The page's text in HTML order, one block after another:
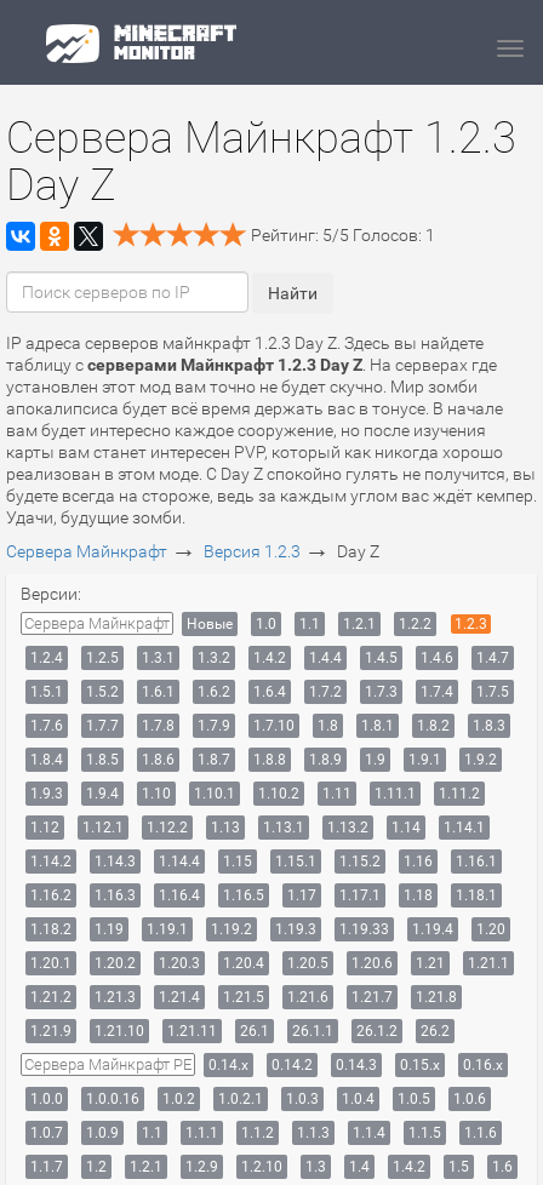
Сервера Майнкрафт 1.2.3
Day Z
Рейтинг: 5/5 Голосов: 1
IP адреса серверов майнкрафт 1.2.3 Day Z. Здесь вы найдете
таблицу ссерверами Майнкрафт 1.2.3 Day Z . На серверах где
установлен этот мод вам точно не будет скучно. Мир зомби
апокалипсиса будет всё время держать вас в тонусе. В начале
вам будет интересно каждое сооружение, но после изучения
карты вам станет интересен PVP, который как никогда хорошо
реализован в этом моде. С Day Z спокойно гулять не получится, вы
будете всегда на стороже, ведь за каждым углом вас ждёт кемпер.
Удачи, будущие зомби.
Сервера Майнкрафт → Версия 1.2.3 → Day Z
Версии:
Сервера Майнкрафт Новые 1.0 1.1 1.2.1 1.2.2
1.2.3
1.2.4
1.2.5 1.3.1 1.3.2 1.4.2 1.4.4 1.4.5 1.4.6
1.4.7
1.5.1
1.5.2 1.6.1 1.6.2 1.6.4 1.7.2 1.7.3 1.7.4
1.7.5
1.7.6
1.7.7 1.7.8 1.7.9 1.7.10 1.8 1.8.1 1.8.2
1.8.3
1.8.4
1.8.5 1.8.6 1.8.7 1.8.8 1.8.9 1.9 1.9.1
1.9.2
1.9.3
1.9.4 1.10 1.10.1 1.10.2 1.11 1.11.1
1.11.2
1.12
1.12.1 1.12.2 1.13 1.13.1 1.13.2 1.14
1.14.1
1.14.2
1.14.3 1.14.4 1.15 1.15.1 1.15.2 1.16
1.16.1
1.16.2
1.16.3 1.16.4 1.16.5 1.17 1.17.1 1.18
1.18.1
1.18.2
1.19 1.19.1 1.19.2 1.19.3 1.19.33 1.19.4
1.20
1.20.1
1.20.2 1.20.3 1.20.4 1.20.5 1.20.6 1.21
1.21.1
1.21.2
1.21.3 1.21.4 1.21.5 1.21.6 1.21.7
1.21.8
1.21.9
1.21.10 1.21.11 26.1 26.1.1 26.1.2 26.2
Сервера Майнкрафт PE 0.14.x 0.14.2 0.14.3 0.15.x
0.16.x
1.0.0
1.0.0.16 1.0.2 1.0.2.1 1.0.3 1.0.4 1.0.5
1.0.6
1.0.7
1.0.9 1.1 1.1.1 1.1.2 1.1.3 1.1.4 1.1.5
1.1.6
1.1.7
1.2 1.2.1 1.2.9 1.2.10 1.3 1.4 1.4.2 1.5
1.6